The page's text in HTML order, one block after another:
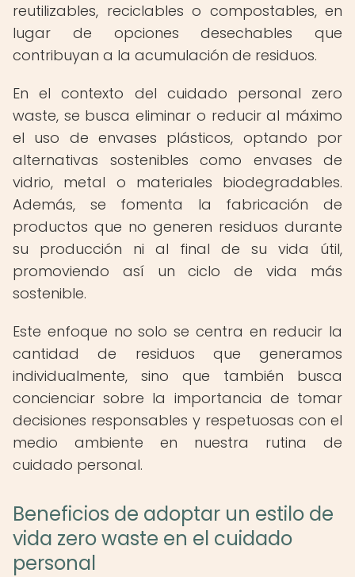
reutilizables, reciclables o compostables, en
lugar de opciones desechables que
contribuyan a la acumulación de residuos.
En el contexto del cuidado personal zero
waste, se busca eliminar o reducir al máximo
el uso de envases plásticos, optando por
alternativas sostenibles como envases de
vidrio, metal o materiales biodegradables.
Además, se fomenta la fabricación de
productos que no generen residuos durante
su producción ni al final de su vida útil,
promoviendo así un ciclo de vida más
sostenible.
Este enfoque no solo se centra en reducir la
cantidad de residuos que generamos
individualmente, sino que también busca
concienciar sobre la importancia de tomar
decisiones responsables y respetuosas con el
medio ambiente en nuestra rutina de
cuidado personal.
Beneficios de adoptar un estilo de
vida zero waste en el cuidado
personal